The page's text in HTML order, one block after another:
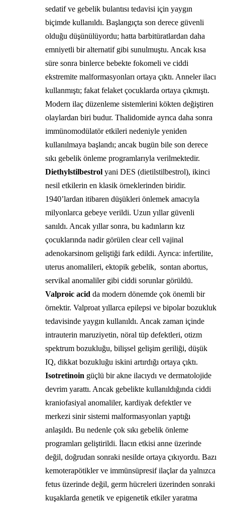
sedatif ve gebelik bulantısı tedavisi için yaygın
biçimde kullanıldı. Başlangıçta son derece güvenli
olduğu düşünülüyordu; hatta barbitüratlardan daha
emniyetli bir alternatif gibi sunulmuştu. Ancak kısa
süre sonra binlerce bebekte fokomeli ve ciddi
ekstremite malformasyonları ortaya çıktı. Anneler ilacı
kullanmıştı; fakat felaket çocuklarda ortaya çıkmıştı.
Modern ilaç düzenleme sistemlerini kökten değiştiren
olaylardan biri budur. Thalidomide ayrıca daha sonra
immünomodülatör etkileri nedeniyle yeniden
kullanılmaya başlandı; ancak bugün bile son derece
sıkı gebelik önleme programlarıyla verilmektedir.
Diethylstilbestrol yani DES (dietilstilbestrol), ikinci
nesil etkilerin en klasik örneklerinden biridir.
1940’lardan itibaren düşükleri önlemek amacıyla
milyonlarca gebeye verildi. Uzun yıllar güvenli
sanıldı. Ancak yıllar sonra, bu kadınların kız
çocuklarında nadir görülen clear cell vajinal
adenokarsinom geliştiği fark edildi. Ayrıca: infertilite,
uterus anomalileri, ektopik gebelik, sontan abortus,
servikal anomaliler gibi ciddi sorunlar görüldü.
Valproic acid da modern dönemde çok önemli bir
örnektir. Valproat yıllarca epilepsi ve bipolar bozukluk
tedavisinde yaygın kullanıldı. Ancak zaman içinde
intrauterin maruziyetin, nöral tüp defektleri, otizm
spektrum bozukluğu, bilişsel gelişim geriliği, düşük
IQ, dikkat bozukluğu iskini artırdığı ortaya çıktı.
Isotretinoin güçlü bir akne ilacıydı ve dermatolojide
devrim yarattı. Ancak gebelikte kullanıldığında ciddi
kraniofasiyal anomaliler, kardiyak defektler ve
merkezi sinir sistemi malformasyonları yaptığı
anlaşıldı. Bu nedenle çok sıkı gebelik önleme
programları geliştirildi. İlacın etkisi anne üzerinde
değil, doğrudan sonraki nesilde ortaya çıkıyordu. Bazı
kemoterapötikler ve immünsüpresif ilaçlar da yalnızca
fetus üzerinde değil, germ hücreleri üzerinden sonraki
kuşaklarda genetik ve epigenetik etkiler yaratma